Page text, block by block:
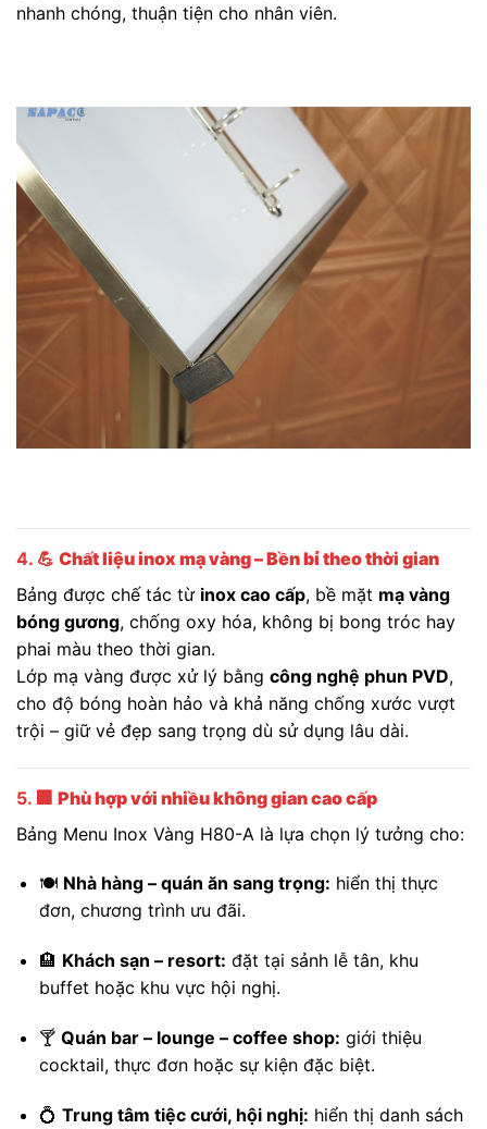
nhanh chóng, thuận tiện cho nhân viên.
4. 💪 Chất liệu inox mạ vàng – Bền bỉ theo thời gian
Bảng được chế tác từ inox cao cấp, bề mặt mạ vàng
bóng gương, chống oxy hóa, không bị bong tróc hay
phai màu theo thời gian.
Lớp mạ vàng được xử lý bằng công nghệ phun PVD,
cho độ bóng hoàn hảo và khả năng chống xước vượt
trội – giữ vẻ đẹp sang trọng dù sử dụng lâu dài.
5. 🏢 Phù hợp với nhiều không gian cao cấp
Bảng Menu Inox Vàng H80-A là lựa chọn lý tưởng cho:
🍽️ Nhà hàng – quán ăn sang trọng: hiển thị thực
đơn, chương trình ưu đãi.
🏨 Khách sạn – resort: đặt tại sảnh lễ tân, khu
buffet hoặc khu vực hội nghị.
🍸 Quán bar – lounge – coffee shop: giới thiệu
cocktail, thực đơn hoặc sự kiện đặc biệt.
💍 Trung tâm tiệc cưới, hội nghị: hiển thị danh sách